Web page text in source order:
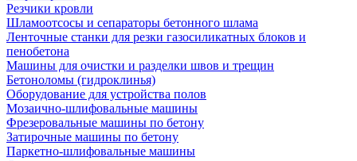
Резчики кровли
Шламоотсосы и сепараторы бетонного шлама
Ленточные станки для резки газосиликатных блоков и
пенобетона
Машины для очистки и разделки швов и трещин
Бетоноломы (гидроклинья)
Оборудование для устройства полов
Мозаично-шлифовальные машины
Фрезеровальные машины по бетону
Затирочные машины по бетону
Паркетно-шлифовальные машины